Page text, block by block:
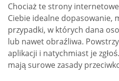
Chociaż te strony
Ciebie idealne dopasowanie,
przypadki, w których dana
lub nawet obraźliwa.
aplikacji i natychmiast je
mają surowe zasady